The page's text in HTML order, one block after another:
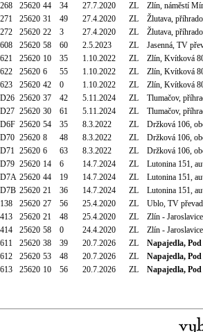
25620 44 34 27.7.2020 ZL
Zlín, náměstí
25620 31 49 27.4.2020 ZL
Žlutava,
25620 22 3 27.4.2020 ZL
Žlutava,
25620 58 60 2.5.2023 ZL
Jasenná, TV
25620 10 35 1.10.2022 ZL
Zlín, Kvítková
25620 6 55 1.10.2022 ZL
Zlín, Kvítková
25620 42 0 1.10.2022 ZL
Zlín, Kvítková
25620 37 42 5.11.2024 ZL
Tlumačov,
25620 30 61 5.11.2024 ZL
Tlumačov,
25620 54 35 8.3.2022 ZL
Držková 106,
25620 8 48 8.3.2022 ZL
Držková 106,
25620 6 63 8.3.2022 ZL
Držková 106,
25620 14 6 14.7.2024 ZL
Lutonina 151,
25620 44 19 14.7.2024 ZL
Lutonina 151,
25620 21 36 14.7.2024 ZL
Lutonina 151,
25620 27 56 25.4.2020 ZL
Ublo, TV
25620 21 48 25.4.2020 ZL
Zlín -
25620 58 0 24.4.2020 ZL
Zlín -
25620 38 39 20.7.2026 ZL
Napajedla,
25620 53 48 20.7.2026 ZL
Napajedla,
25620 10 56 20.7.2026 ZL Napajedla,